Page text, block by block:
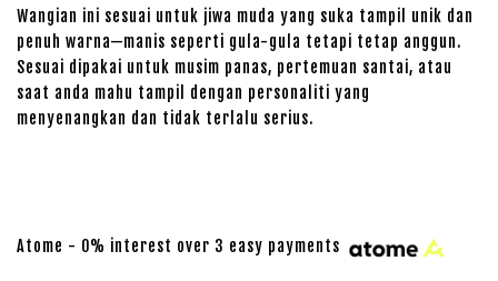
Wangian ini sesuai untuk jiwa muda yang suka tampil unik dan
penuh warna—manis seperti gula-gula tetapi tetap anggun.
Sesuai dipakai untuk musim panas, pertemuan santai, atau
saat anda mahu tampil dengan personaliti yang
menyenangkan dan tidak terlalu serius.
Atome - 0% interest over 3 easy payments